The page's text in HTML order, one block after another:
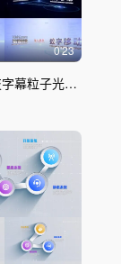
0'23
E3D立体科技字幕粒子光线